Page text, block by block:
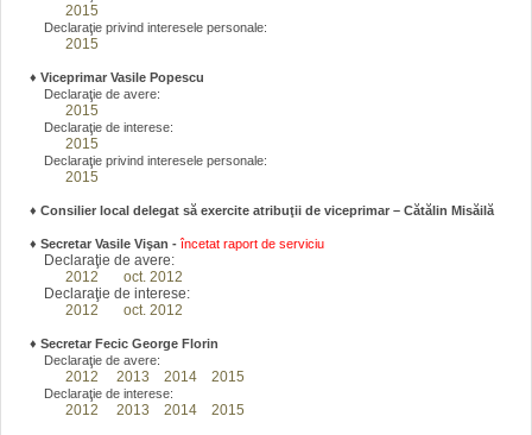
2015
Declaraţie privind interesele personale:
2015
♦ Viceprimar Vasile Popescu
Declaraţie de avere:
2015
Declaraţie de interese:
2015
Declaraţie privind interesele personale:
2015
♦ Consilier local delegat să exercite atribuţii de viceprimar – Cătălin Misăilă
♦ Secretar Vasile Vişan - încetat raport de serviciu
Declaraţie de avere:
2012
oct. 2012
Declaraţie de interese:
2012
oct. 2012
♦ Secretar Fecic George Florin
Declaraţie de avere:
2012 2013 2014 2015
Declaraţie de interese:
2012 2013 2014 2015